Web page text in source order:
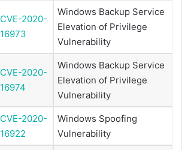
CVE-2020-
16973
Windows Backup Service
Elevation of Privilege
Vulnerability
CVE-2020-
16974
Windows Backup Service
Elevation of Privilege
Vulnerability
CVE-2020-
16922
Windows Spoofing
Vulnerability